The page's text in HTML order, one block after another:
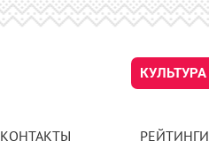
КУЛЬТУРА
КОНТАКТЫ РЕЙТИНГИ